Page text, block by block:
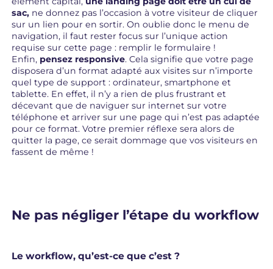
sac, ne donnez pas l’occasion à votre visiteur de cliquer
sur un lien pour en sortir. On oublie donc le menu de
navigation, il faut rester focus sur l’unique action
requise sur cette page : remplir le formulaire !
Enfin, pensez responsive. Cela signifie que votre page
disposera d’un format adapté aux visites sur n’importe
quel type de support : ordinateur, smartphone et
tablette. En effet, il n’y a rien de plus frustrant et
décevant que de naviguer sur internet sur votre
téléphone et arriver sur une page qui n’est pas adaptée
pour ce format. Votre premier réflexe sera alors de
quitter la page, ce serait dommage que vos visiteurs en
fassent de même !
Ne pas négliger l’étape du workflow
Le workflow, qu’est-ce que c’est ?